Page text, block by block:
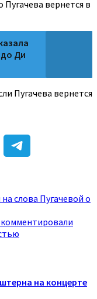
вернется в
Ди
Пугачева вернется
слова Пугачевой о
на концерте